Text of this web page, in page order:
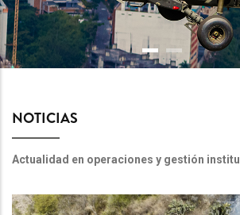
NOTICIAS
Actualidad en operaciones y gestión